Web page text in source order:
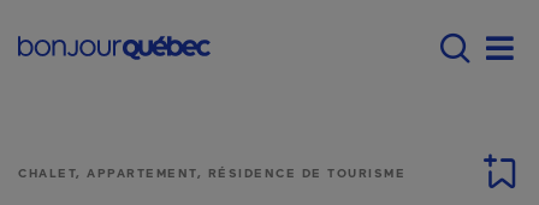
Main navigation -
CHALET, APPARTEMENT, RÉSIDENCE DE TOURISME